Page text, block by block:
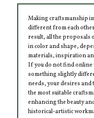
Making craftsmanship
different from each
result, all the proposals
in color and shape,
materials, inspiration
If you do not find online
something slightly
needs, your desires and
the most suitable
enhancing the beauty
historical-artistic